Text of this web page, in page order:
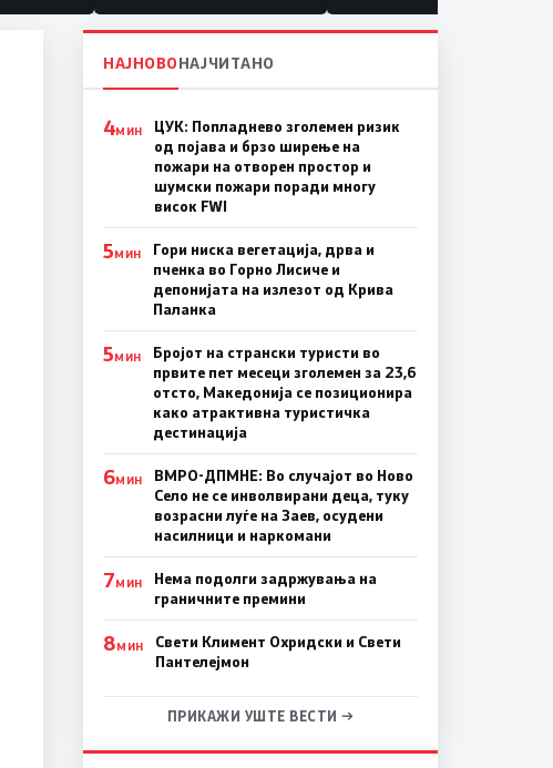
НАЈНОВОНАЈЧИТАНО
4МИН
ЦУК: Попладнево зголемен ризик
од појава и брзо ширење на
пожари на отворен простор и
шумски пожари поради многу
висок FWI
5МИН
Гори ниска вегетација, дрва и
пченка во Горно Лисиче и
депонијата на излезот од Крива
Паланка
5МИН
Бројот на странски туристи во
првите пет месеци зголемен за 23,6
отсто, Македонија се позиционира
како атрактивна туристичка
дестинација
6МИН
ВМРО-ДПМНЕ: Во случајот во Ново
Село не се инволвирани деца, туку
возрасни луѓе на Заев, осудени
насилници и наркомани
7МИН
Нема подолги задржувања на
граничните премини
8МИН
Свети Климент Охридски и Свети
Пантелејмон
ПРИКАЖИ УШТЕ ВЕСТИ →